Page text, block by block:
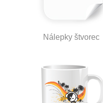
Nálepky štvorec